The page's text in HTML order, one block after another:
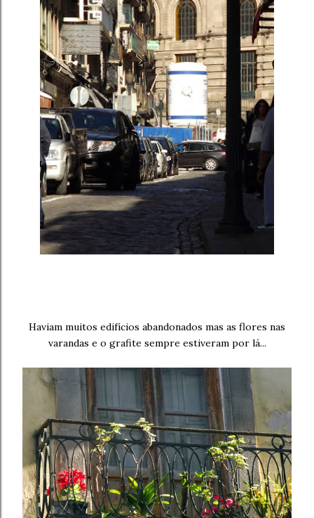
Haviam muitos edifícios abandonados mas as flores nas
varandas e o grafite sempre estiveram por lá...